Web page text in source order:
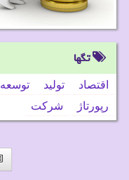
تگها
اقتصاد تولید توسعه
رپورتاژ
شركت